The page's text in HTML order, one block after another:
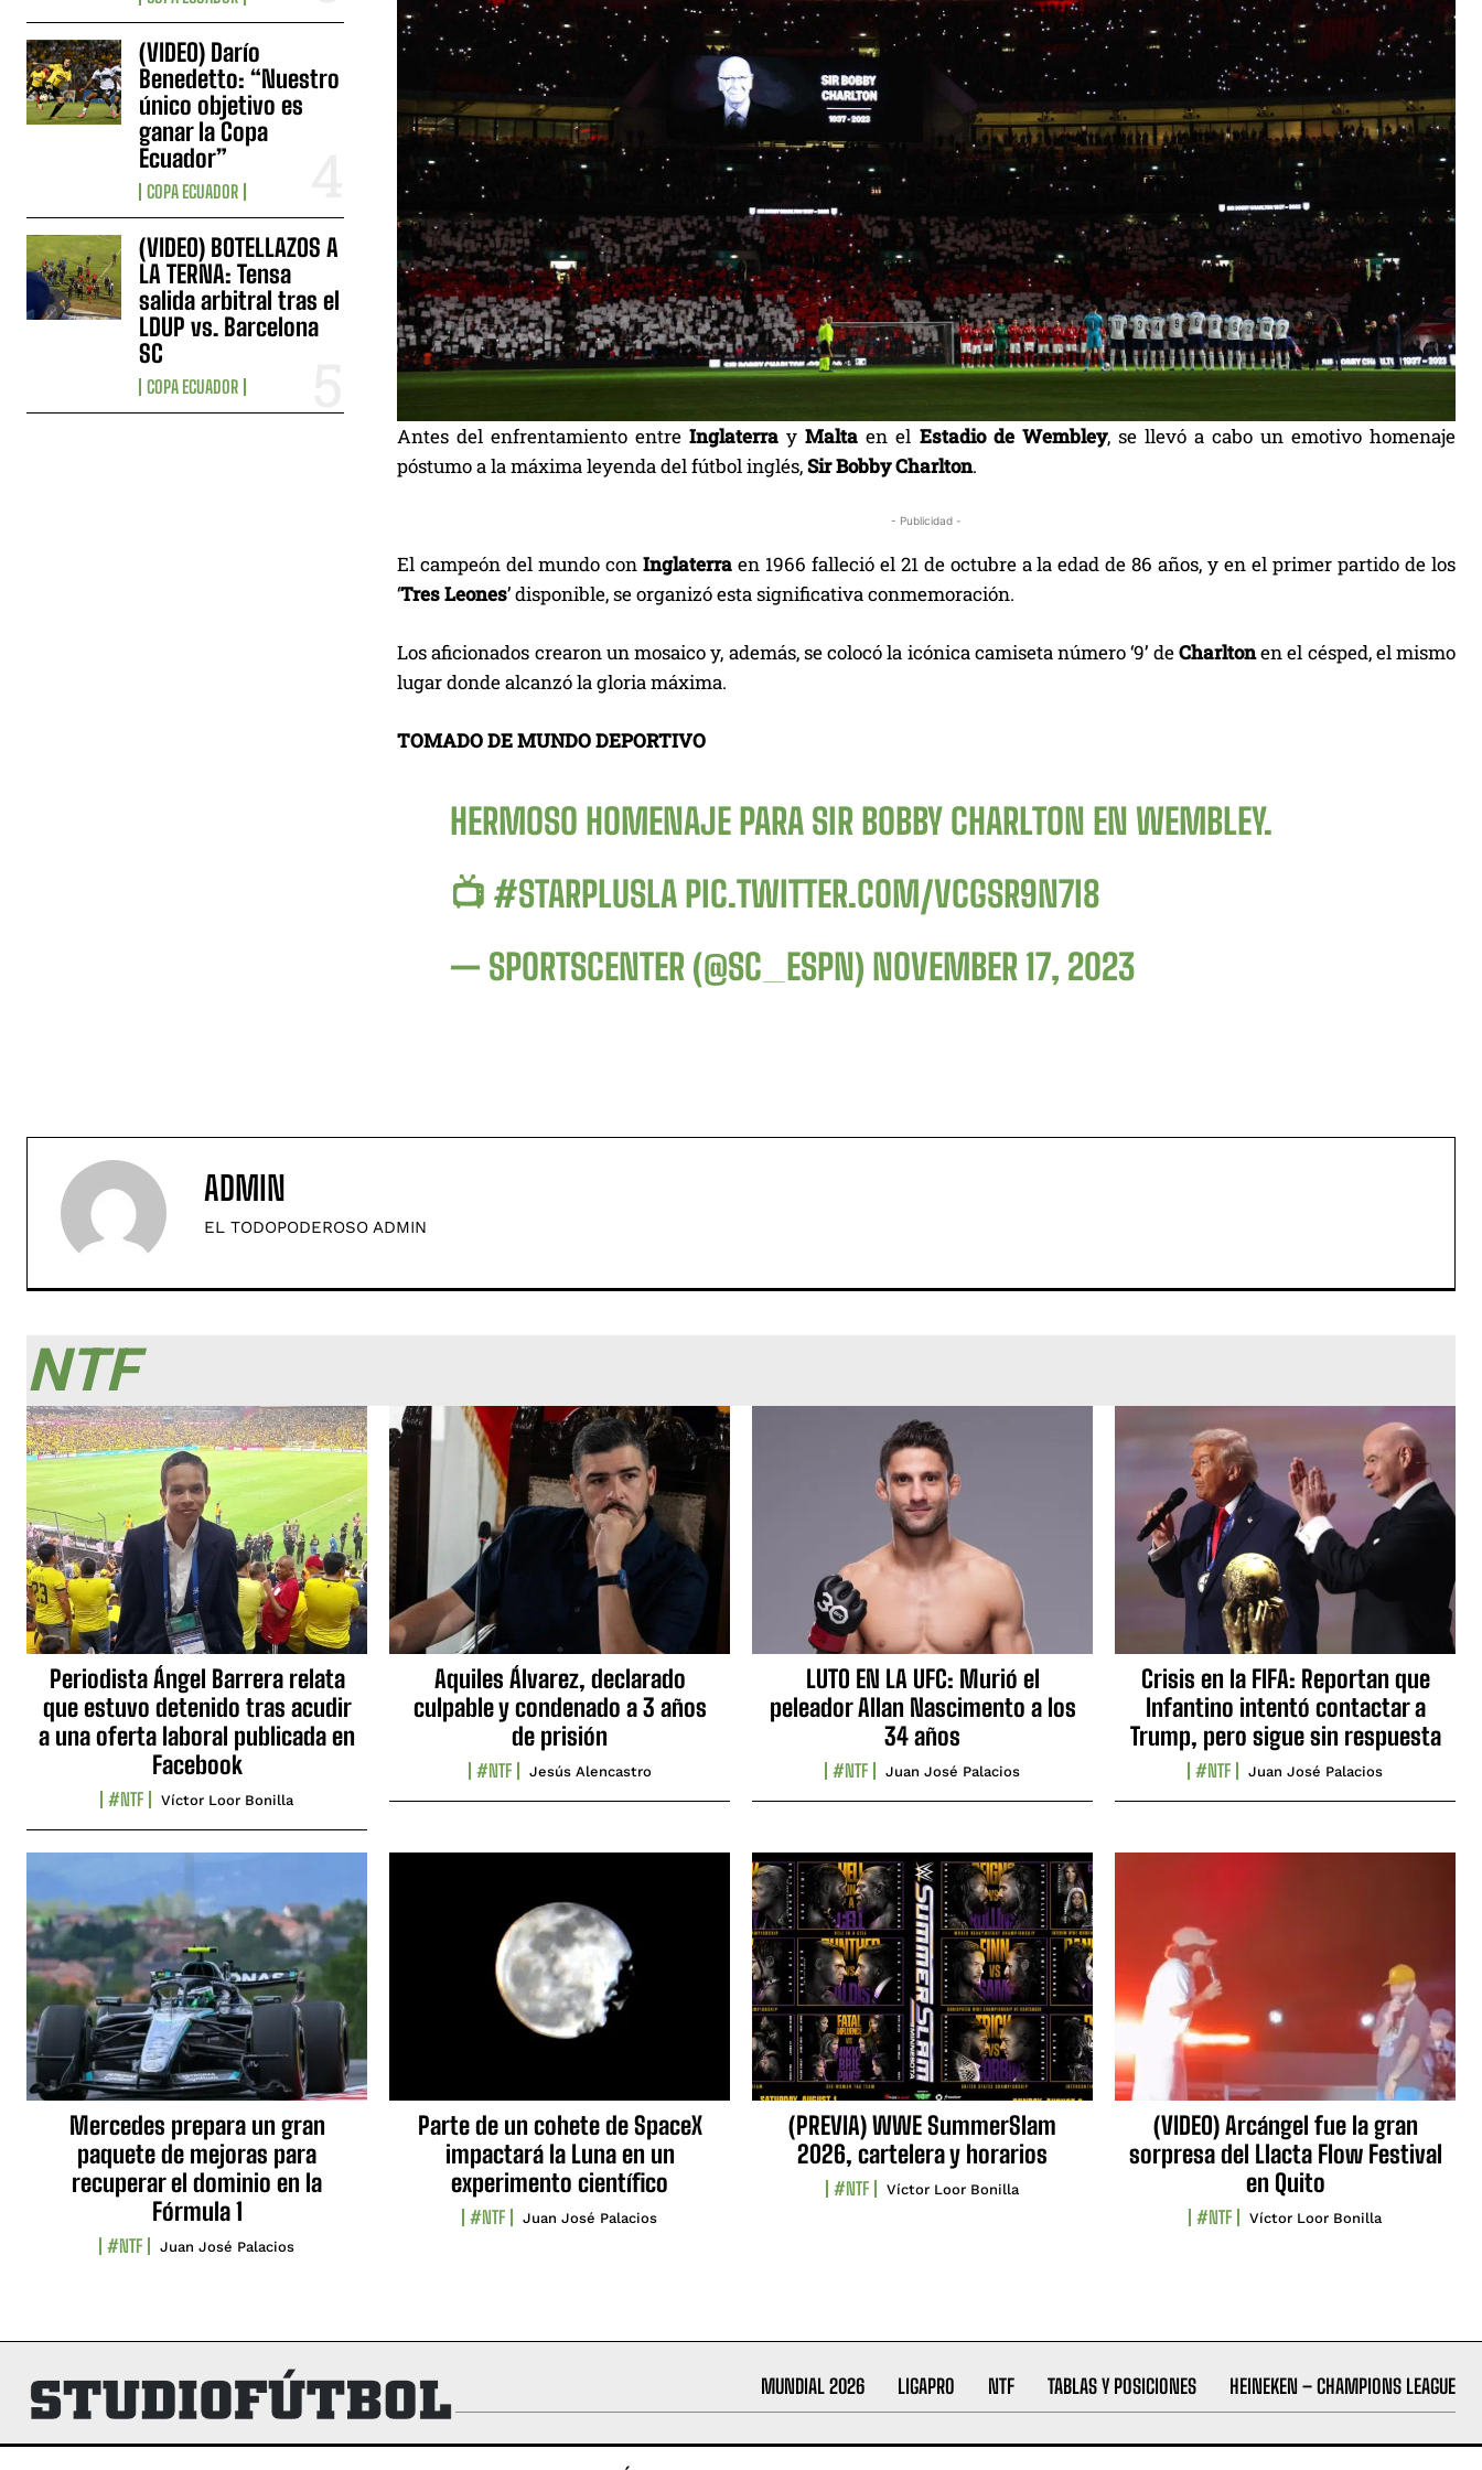
(VIDEO) Darío
Benedetto: “Nuestro
único objetivo es
ganar la Copa
Ecuador”
COPA ECUADOR
(VIDEO) BOTELLAZOS A
LA TERNA: Tensa
salida arbitral tras el
LDUP vs. Barcelona
SC
COPA ECUADOR
Antes del enfrentamiento entreInglaterrayMaltaen el Estadio de Wembley, se llevó a cabo un emotivo homenaje
póstumo a la máxima leyenda del fútbol inglés,Sir Bobby Charlton.
- Publicidad -
El campeón del mundo con Inglaterra en 1966 falleció el 21 de octubre a la edad de 86 años, y en el primer partido de los
‘Tres Leones’ disponible, se organizó esta significativa conmemoración.
Los aficionados crearon un mosaico y, además, se colocó la icónica camiseta número ‘9’ deCharltonen el césped, el mismo
lugar donde alcanzó la gloria máxima.
TOMADO DE MUNDO DEPORTIVO
HERMOSO HOMENAJE PARA SIR BOBBY CHARLTON EN WEMBLEY.
📺 #STARPLUSLA PIC.TWITTER.COM/VCGSR9N7I8
— SPORTSCENTER (@SC_ESPN) NOVEMBER 17, 2023
ADMIN
EL TODOPODEROSO ADMIN
NTF
Periodista Ángel Barrera relata
que estuvo detenido tras acudir
a una oferta laboral publicada en
Facebook
#NTF Víctor Loor Bonilla
Aquiles Álvarez, declarado
culpable y condenado a 3 años
de prisión
#NTF Jesús Alencastro
LUTO EN LA UFC: Murió el
peleador Allan Nascimento a los
34 años
#NTF Juan José Palacios
Crisis en la FIFA: Reportan que
Infantino intentó contactar a
Trump, pero sigue sin respuesta
#NTF Juan José Palacios
Mercedes prepara un gran
paquete de mejoras para
recuperar el dominio en la
Fórmula 1
#NTF Juan José Palacios
Parte de un cohete de SpaceX
impactará la Luna en un
experimento científico
#NTF Juan José Palacios
(PREVIA) WWE SummerSlam
2026, cartelera y horarios
#NTF Víctor Loor Bonilla
(VIDEO) Arcángel fue la gran
sorpresa del Llacta Flow Festival
en Quito
#NTF Víctor Loor Bonilla
MUNDIAL 2026 LIGAPRO NTF TABLAS Y POSICIONES HEINEKEN – CHAMPIONS LEAGUE